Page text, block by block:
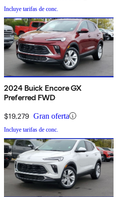
Incluye tarifas de conc.
2024 Buick Encore GX
Preferred FWD
$19,279 Gran oferta
Incluye tarifas de conc.